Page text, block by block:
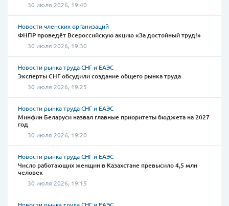
30 июля 2026, 19:40
Новости членских организаций
ФНПР проведёт Всероссийскую акцию «За достойный труд!»
30 июля 2026, 19:30
Новости рынка труда СНГ и ЕАЭС
Эксперты СНГ обсудили создание общего рынка труда
30 июля 2026, 19:25
Новости рынка труда СНГ и ЕАЭС
Минфин Беларуси назвал главные приоритеты бюджета на 2027
год
30 июля 2026, 19:20
Новости рынка труда СНГ и ЕАЭС
Число работающих женщин в Казахстане превысило 4,5 млн
человек
30 июля 2026, 19:15